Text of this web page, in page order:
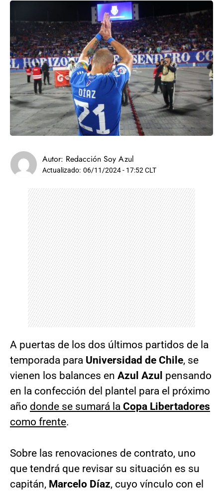
Autor: Redacción Soy Azul
Actualizado: 06/11/2024 - 17:52 CLT
A puertas de los dos últimos partidos de la
temporada para Universidad de Chile, se
vienen los balances en Azul Azul pensando
en la confección del plantel para el próximo
año donde se sumará la Copa Libertadores
como frente.
Sobre las renovaciones de contrato, uno
que tendrá que revisar su situación es su
capitán, Marcelo Díaz, cuyo vínculo con el